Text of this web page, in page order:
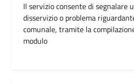
Il servizio consente di segnalare
disservizio o problema
comunale, tramite la
modulo